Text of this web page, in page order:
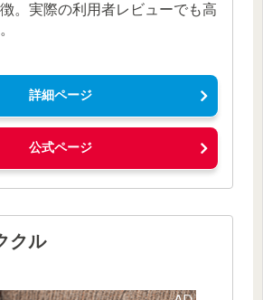
。実際の利用者レビューでも高
詳細ページ
公式ページ
クル